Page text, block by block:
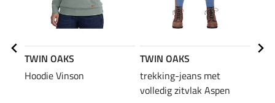
TWIN OAKS
Hoodie Vinson
TWIN OAKS
trekking-jeans met
volledig zitvlak Aspen